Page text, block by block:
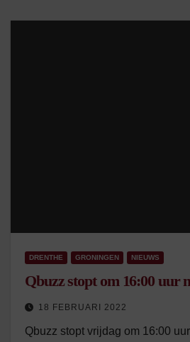
DRENTHE GRONINGEN NIEUWS
Qbuzz stopt om 16:00 uur
18 FEBRUARI 2022
Qbuzz stopt vrijdag om 16:00